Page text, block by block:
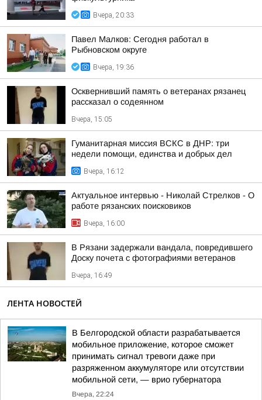
Вчера, 20:33
Павел Малков: Сегодня работал в
Рыбновском округе
Вчера, 19:36
Осквернивший память о ветеранах рязанец
рассказал о содеянном
Вчера, 15:05
Гуманитарная миссия ВСКС в ДНР: три
недели помощи, единства и добрых дел
Вчера, 16:12
Актуальное интервью - Николай Стрелков - О
работе рязанских поисковиков
Вчера, 16:00
В Рязани задержали вандала, повредившего
Доску почета с фотографиями ветеранов
Вчера, 16:49
ЛЕНТА НОВОСТЕЙ
В Белгородской области разрабатывается
мобильное приложение, которое сможет
принимать сигнал тревоги даже при
разряженном аккумуляторе или отсутствии
мобильной сети, — врио губернатора
Вчера, 22:24